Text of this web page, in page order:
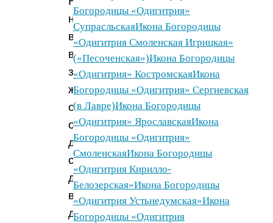
не
встречаясь
в
земной
жизни,
они
общались
друг
с
другом
в
духе.
Богородицы «Одигитрия»
СупрасльскаяИкона Богородицы
«Одигитрия Смоленская Игрицкая»
(«Песоченская»)Икона Богородицы
«Одигитрия» КостромскаяИкона
Богородицы «Одигитрия» Сергиевская
(в Лавре)Икона Богородицы
«Одигитрия» ЯрославскаяИкона
Богородицы «Одигитрия»
СмоленскаяИкона Богородицы
«Одигитрия Кирилло-
Белозерская»Икона Богородицы
«Одигитрия Устьнедумская»Икона
Богородицы «Одигитрия